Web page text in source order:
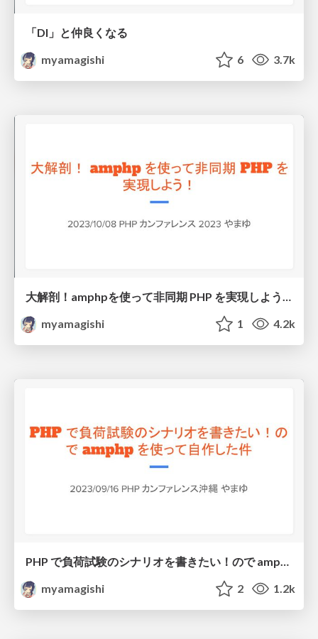
「DI」と仲良くなる
myamagishi
6 3.7k
大解剖！amphpを使って非同期 PHP を実現しよう！
myamagishi
1 4.2k
PHP で負荷試験のシナリオを書きたい！ので amphp を使って自作した件
myamagishi
2 1.2k